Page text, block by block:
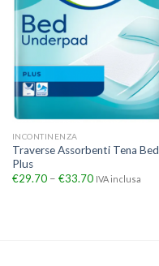
INCONTINENZA
Traverse Assorbenti Tena Bed
Plus
€29.70– €33.70 IVA inclusa